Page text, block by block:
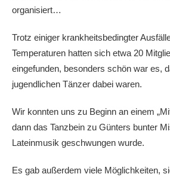
organisiert…
Trotz einiger krankheitsbedingter
Temperaturen hatten sich etwa 20
eingefunden, besonders schön war es,
jugendlichen Tänzer dabei waren.
Wir konnten uns zu Beginn an einem
dann das Tanzbein zu Günters bunter
Lateinmusik geschwungen wurde.
Es gab außerdem viele Möglichkeiten,